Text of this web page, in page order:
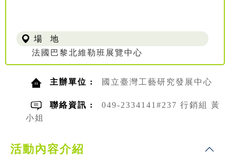
場 地
法國巴黎北維勒班展覽中心
主辦單位 : 國立臺灣工藝研究發展中心
聯絡資訊 :
049-2334141#237 行銷組 黃
小姐
活動內容介紹